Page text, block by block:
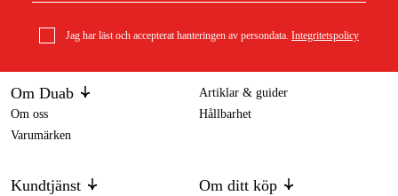
Jag har läst och accepterat hanteringen av persondata. Integritetspolicy
Om Duab
Om oss
Varumärken
Artiklar & guider
Hållbarhet
Kundtjänst Om ditt köp